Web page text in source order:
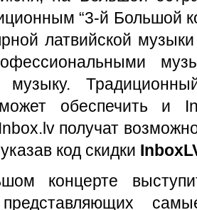
“3-й Большой
латвийской
музыку.
обеспечить и
получат
код скидки
концерте
представляющих